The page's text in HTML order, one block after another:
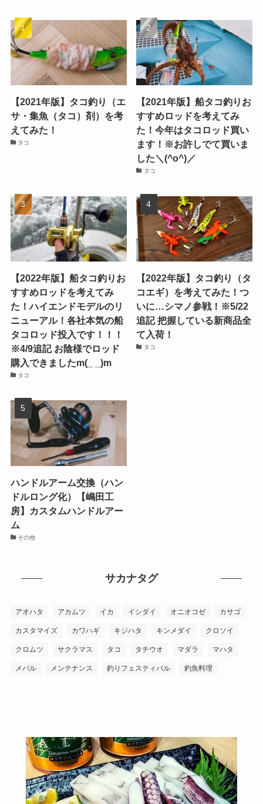
【2021年版】タコ釣り（エ
サ・集魚（タコ）剤）を考
えてみた！
タコ
【2021年版】船タコ釣りお
すすめロッドを考えてみ
た！今年はタコロッド買い
ます！※お許しでて買いま
した＼(^o^)／
タコ
【2022年版】船タコ釣りお
すすめロッドを考えてみ
た！ハイエンドモデルのリ
ニューアル！各社本気の船
タコロッド投入です！！！
※4/9追記 お陰様でロッド
購入できましたm(_ _)m
タコ
【2022年版】タコ釣り（タ
コエギ）を考えてみた！つ
いに…シマノ参戦！※5/22
追記 把握している新商品全
て入荷！
タコ
ハンドルアーム交換（ハン
ドルロング化）【嶋田工
房】カスタムハンドルアー
ム
その他
サカナタグ
アオハタ アカムツ イカ イシダイ オニオコゼ カサゴ
カスタマイズ カワハギ キジハタ キンメダイ クロソイ
クロムツ サクラマス タコ タチウオ マダラ マハタ
メバル メンテナンス 釣りフェスティバル 釣魚料理